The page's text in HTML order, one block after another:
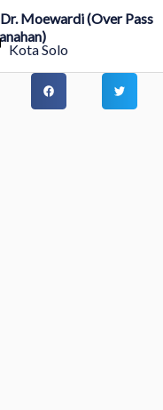
Moewardi (Over Pass
Kota Solo